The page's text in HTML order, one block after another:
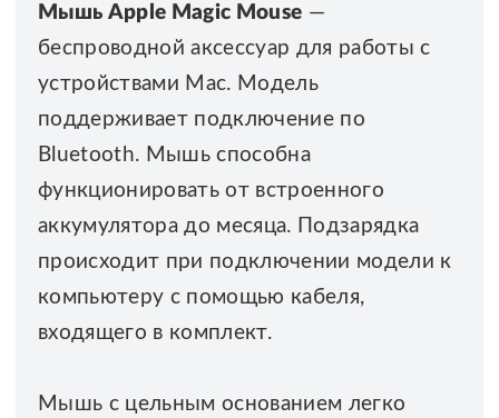
Мышь Apple Magic Mouse —
беспроводной аксессуар для работы с
устройствами Mac. Модель
поддерживает подключение по
Bluetooth. Мышь способна
функционировать от встроенного
аккумулятора до месяца. Подзарядка
происходит при подключении модели к
компьютеру с помощью кабеля,
входящего в комплект.
Мышь с цельным основанием легко